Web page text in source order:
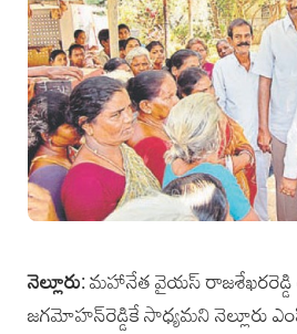
నెల్లూరు: మహానేత వైయస్
జగమోహన్‌రెడ్డికే సాధ్యమని నెల్లూరు